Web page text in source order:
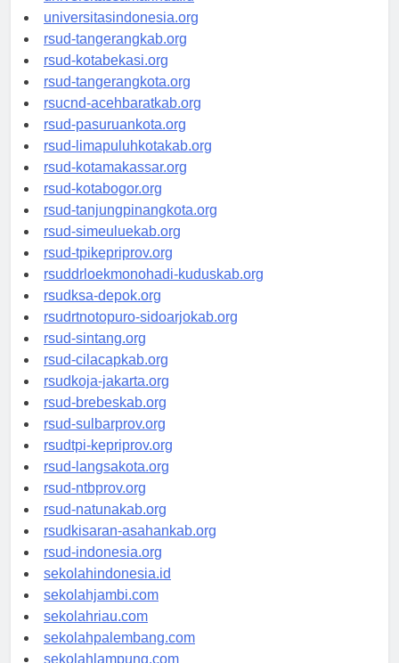
universitassamarinda.id
universitasindonesia.org
rsud-tangerangkab.org
rsud-kotabekasi.org
rsud-tangerangkota.org
rsucnd-acehbaratkab.org
rsud-pasuruankota.org
rsud-limapuluhkotakab.org
rsud-kotamakassar.org
rsud-kotabogor.org
rsud-tanjungpinangkota.org
rsud-simeuluekab.org
rsud-tpikepriprov.org
rsuddrloekmonohadi-kuduskab.org
rsudksa-depok.org
rsudrtnotopuro-sidoarjokab.org
rsud-sintang.org
rsud-cilacapkab.org
rsudkoja-jakarta.org
rsud-brebeskab.org
rsud-sulbarprov.org
rsudtpi-kepriprov.org
rsud-langsakota.org
rsud-ntbprov.org
rsud-natunakab.org
rsudkisaran-asahankab.org
rsud-indonesia.org
sekolahindonesia.id
sekolahjambi.com
sekolahriau.com
sekolahpalembang.com